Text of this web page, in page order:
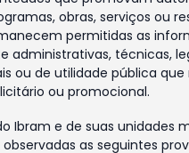
obras, serviços ou
permitidas as
administrativas, técnicas,
ou de utilidade pública
ou promocional.
Ibram e de suas unidades
as seguintes